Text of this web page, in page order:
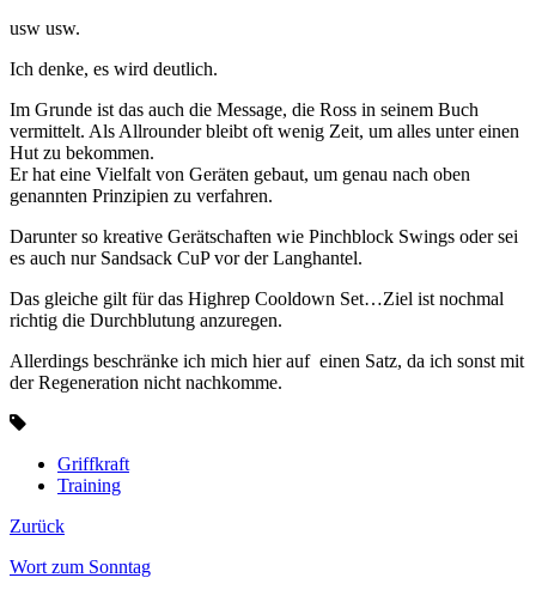
usw usw.
Ich denke, es wird deutlich.
Im Grunde ist das auch die Message, die Ross in seinem Buch
vermittelt. Als Allrounder bleibt oft wenig Zeit, um alles unter einen
Hut zu bekommen.
Er hat eine Vielfalt von Geräten gebaut, um genau nach oben
genannten Prinzipien zu verfahren.
Darunter so kreative Gerätschaften wie Pinchblock Swings oder sei
es auch nur Sandsack CuP vor der Langhantel.
Das gleiche gilt für das Highrep Cooldown Set…Ziel ist nochmal
richtig die Durchblutung anzuregen.
Allerdings beschränke ich mich hier auf einen Satz, da ich sonst mit
der Regeneration nicht nachkomme.
Griffkraft
Training
Zurück
Wort zum Sonntag